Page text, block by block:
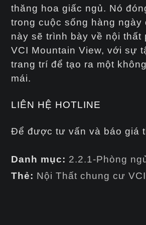
thăng hoa giấc ngủ. Nó
trong cuộc sống hàng
này sẽ trình bày về nội thất
VCI Mountain View, với sự
trang trí để tạo ra một
mái.
LIÊN HỆ HOTLINE
Để được tư vấn và báo giá
Danh mục: 2.2.1-Phòng
Thẻ: Nội Thất chung cư VCI